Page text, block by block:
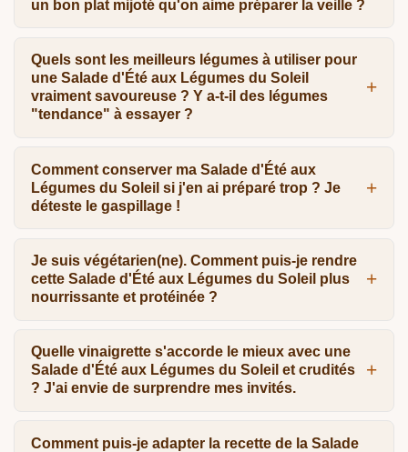
un bon plat mijoté qu'on aime préparer la veille ?
Quels sont les meilleurs légumes à utiliser pour
une Salade d'Été aux Légumes du Soleil
vraiment savoureuse ? Y a-t-il des légumes
"tendance" à essayer ?
Comment conserver ma Salade d'Été aux
Légumes du Soleil si j'en ai préparé trop ? Je
déteste le gaspillage !
Je suis végétarien(ne). Comment puis-je rendre
cette Salade d'Été aux Légumes du Soleil plus
nourrissante et protéinée ?
Quelle vinaigrette s'accorde le mieux avec une
Salade d'Été aux Légumes du Soleil et crudités
? J'ai envie de surprendre mes invités.
Comment puis-je adapter la recette de la Salade